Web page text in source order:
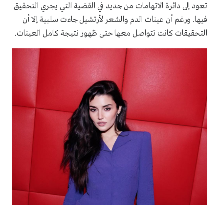
تعود إلى دائرة الاتهامات من جديد في القضية التي يجري التحقيق
فيها. ورغم أن عينات الدم والشعر لأرتشيل جاءت سلبية إلا أن
التحقيقات كانت تتواصل معها حتى ظهور نتيجة كامل العينات.